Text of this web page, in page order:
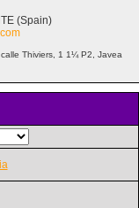
(Spain)
Thiviers, 1 1¼ P2, Javea